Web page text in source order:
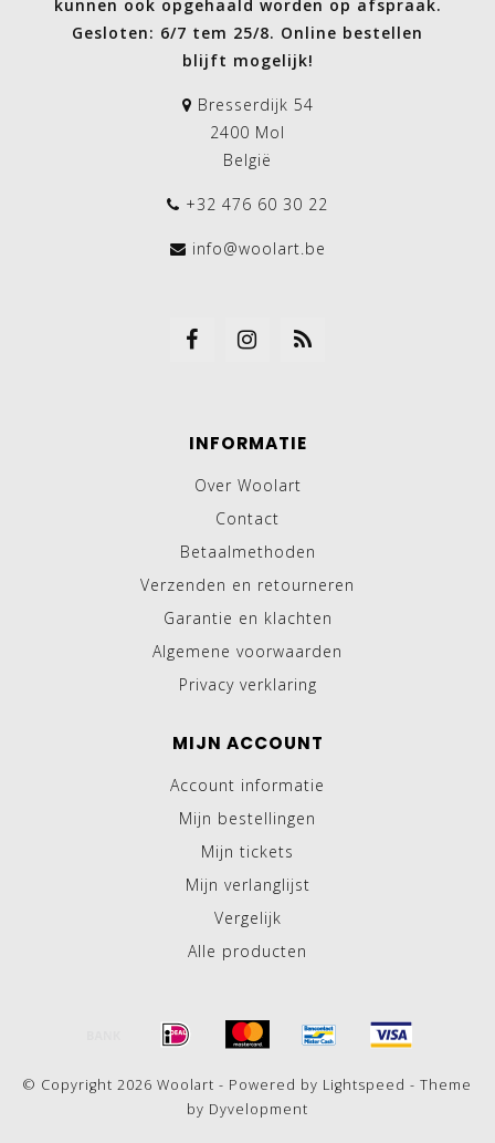
kunnen ook opgehaald worden op afspraak.
Gesloten: 6/7 tem 25/8. Online bestellen
blijft mogelijk!
Bresserdijk 54
2400 Mol
België
+32 476 60 30 22
info@woolart.be
INFORMATIE
Over Woolart
Contact
Betaalmethoden
Verzenden en retourneren
Garantie en klachten
Algemene voorwaarden
Privacy verklaring
MIJN ACCOUNT
Account informatie
Mijn bestellingen
Mijn tickets
Mijn verlanglijst
Vergelijk
Alle producten
© Copyright 2026 Woolart - Powered by Lightspeed - Theme
by Dyvelopment